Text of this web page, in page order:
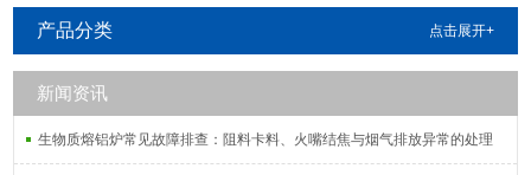
产品分类 点击展开+
新闻资讯
生物质熔铝炉常见故障排查：阻料卡料、火嘴结焦与烟气排放异常的处理